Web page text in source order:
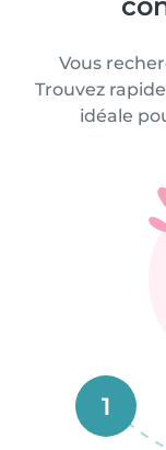
Vous
Trouvez
idéale
1